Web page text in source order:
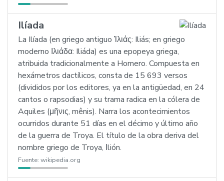
Ilíada
La Ilíada (en griego antiguo Ἰλιάς: Iliás; en griego
moderno Ιλιάδα: Iliáda) es una epopeya griega,
atribuida tradicionalmente a Homero. Compuesta en
hexámetros dactílicos, consta de 15 693 versos
(divididos por los editores, ya en la antigüedad, en 24
cantos o rapsodias) y su trama radica en la cólera de
Aquiles (μῆνις, mênis). Narra los acontecimientos
ocurridos durante 51 días en el décimo y último año
de la guerra de Troya. El título de la obra deriva del
nombre griego de Troya, Ιlión.
Fuente: wikipedia.org